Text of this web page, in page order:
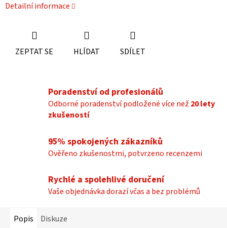
Detailní informace
ZEPTAT SE HLÍDAT SDÍLET
Poradenství od profesionálů
Odborné poradenství podložené více než 20 lety
zkušeností
95% spokojených zákazníků
Ověřeno zkušenostmi, potvrzeno recenzemi
Rychlé a spolehlivé doručení
Vaše objednávka dorazí včas a bez problémů
Popis Diskuze